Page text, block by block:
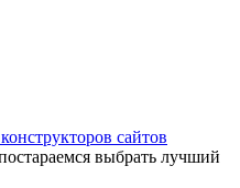
сайтов
выбрать лучший